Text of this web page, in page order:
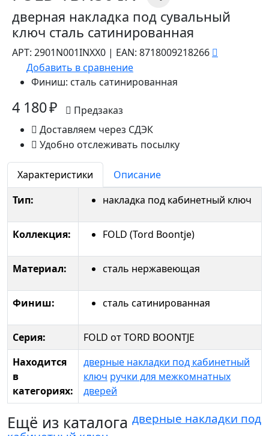
дверная накладка под сувальный
ключ сталь сатинированная
АРТ: 2901N001INXX0 | EAN: 8718009218266
Добавить в сравнение
Финиш: сталь сатинированная
4 180 ₽
Предзаказ
Доставляем через СДЭК
Удобно отслеживать посылку
Характеристики
Описание
Тип:
накладка под кабинетный ключ
Коллекция: FOLD (Tord Boontje)
Материал: сталь нержавеющая
Финиш: сталь сатинированная
Серия:
FOLD от TORD BOONTJE
Находится
в
категориях:
дверные накладки под кабинетный
ключ ручки для межкомнатных
дверей
Ещё из каталога дверные накладки под